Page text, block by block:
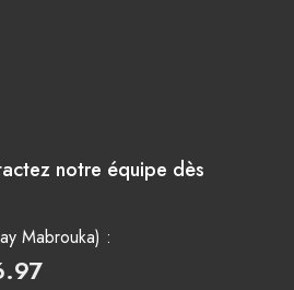
notre équipe dès
Mabrouka) :